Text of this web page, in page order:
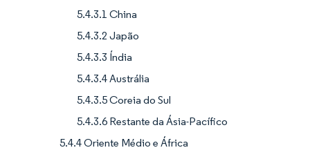
5.4.3.1 China
5.4.3.2 Japão
5.4.3.3 Índia
5.4.3.4 Austrália
5.4.3.5 Coreia do Sul
5.4.3.6 Restante da Ásia-Pacífico
5.4.4 Oriente Médio e África